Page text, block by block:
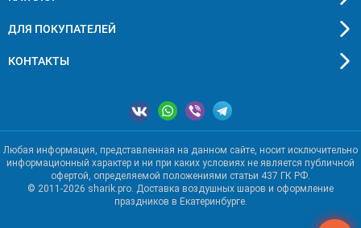
ДЛЯ ПОКУПАТЕЛЕЙ
КОНТАКТЫ
Любая информация, представленная на данном сайте, носит исключительно
информационный характер и ни при каких условиях не является публичной
офертой, определяемой положениями статьи 437 ГК РФ.
© 2011-2026 sharik.pro. Доставка воздушных шаров и оформление
праздников в Екатеринбурге.